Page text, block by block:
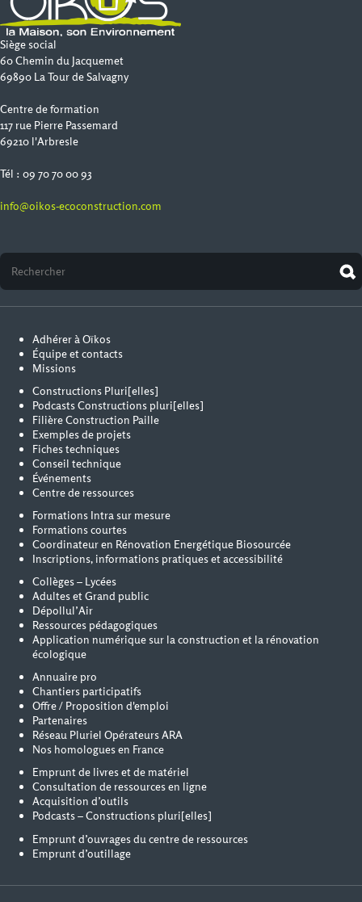
Siège social
60 Chemin du Jacquemet
69890 La Tour de Salvagny
Centre de formation
117 rue Pierre Passemard
69210 l'Arbresle
Tél : 09 70 70 00 93
info@oikos-ecoconstruction.com
Adhérer à Oïkos
Équipe et contacts
Missions
Constructions Pluri[elles]
Podcasts Constructions pluri[elles]
Filière Construction Paille
Exemples de projets
Fiches techniques
Conseil technique
Événements
Centre de ressources
Formations Intra sur mesure
Formations courtes
Coordinateur en Rénovation Energétique Biosourcée
Inscriptions, informations pratiques et accessibilité
Collèges – Lycées
Adultes et Grand public
Dépollul’Air
Ressources pédagogiques
Application numérique sur la construction et la rénovation
écologique
Annuaire pro
Chantiers participatifs
Offre / Proposition d'emploi
Partenaires
Réseau Pluriel Opérateurs ARA
Nos homologues en France
Emprunt de livres et de matériel
Consultation de ressources en ligne
Acquisition d’outils
Podcasts – Constructions pluri[elles]
Emprunt d’ouvrages du centre de ressources
Emprunt d’outillage